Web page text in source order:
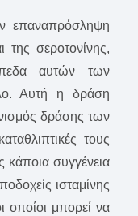
επαναπρόσληψη
της σεροτονίνης,
αυτών των
Αυτή η δράση
δράσης των
τους
κάποια συγγένεια
ισταμίνης
οποίοι μπορεί να